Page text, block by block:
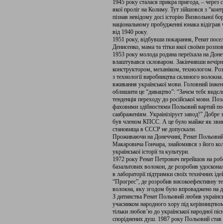
1945 року сталася прикра пригода, –
якої проліг на Колиму. Тут зійшовся з
пізнав невідому досі історію Визвольної
національному пробудженні юнака
від 1940 року.
1951 року, відбувши покарання, Ренат
Денисенко, мама та тітки якої своїми
1953 року молода родина переїхала на
влаштувався скловаром. Закінчивши
конструктором, механіком, технологом.
з технології виробництва скляного
вживання української мови. Головний
облишити це “дивацтво”: “Зачєм тєбє
тенденція переходу до російської мови.
фаховими здібностями Польовий вартий
саабраженіям. Украінізіруєт завод!”
був членом КПСС. А це було майже як
становища в СССР не допускали.
Проживаючи на Донеччині, Ренат Польовий
Макаровича Гончара, знайомився з його
української історії та культури.
1972 року Ренат Петрович перейшов на
базальтових волокон, де розробив
в лабораторії підтримки своїх технічних
“Прогрес”, де розробив високоефективну
волокна, яку згодом було впроваджено на
З дитинства Ренат Польовий любив
учасником народного хору під
тільки любов’ю до української народної
споріднених душ. 1987 року Польовий став